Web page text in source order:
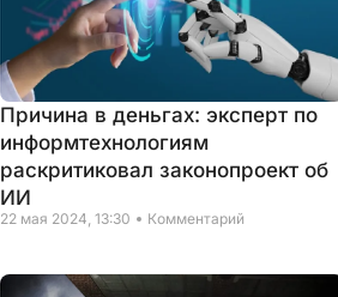
Причина в деньгах: эксперт по
информтехнологиям
раскритиковал законопроект об
ИИ
22 мая 2024, 13:30 Комментарий